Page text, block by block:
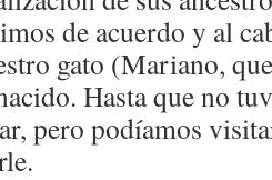
de acuerdo y al
gato (Mariano,
Hasta que no
pero podíamos